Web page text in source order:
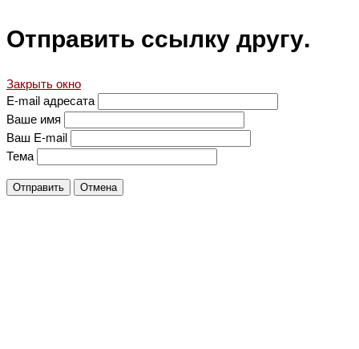
Отправить ссылку другу.
Закрыть окно
E-mail адресата
Ваше имя
Ваш E-mail
Тема
Отправить Отмена